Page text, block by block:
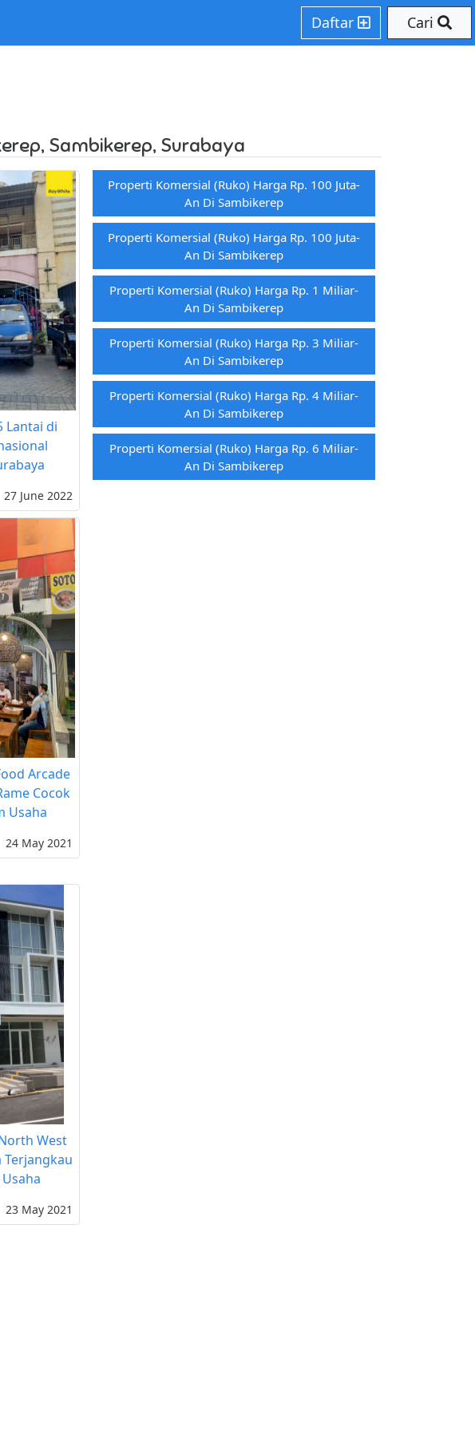
Daftar Cari
Sambikerep, Surabaya
Lantai di
27 June 2022
Arcade
Cocok
Usaha
24 May 2021
West
Terjangkau
23 May 2021
Properti Komersial (ruko) Harga Rp. 100 Juta-
An Di Sambikerep
Properti Komersial (ruko) Harga Rp. 100 Juta-
An Di Sambikerep
Properti Komersial (ruko) Harga Rp. 1 Miliar-
An Di Sambikerep
Properti Komersial (ruko) Harga Rp. 3 Miliar-
An Di Sambikerep
Properti Komersial (ruko) Harga Rp. 4 Miliar-
An Di Sambikerep
Properti Komersial (ruko) Harga Rp. 6 Miliar-
An Di Sambikerep